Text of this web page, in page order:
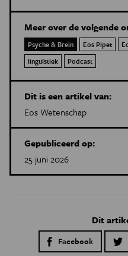
Meer over de volgende
Psyche & Brein Eos Pipet
linguïstiek
Podcast
Dit is een artikel van:
Eos Wetenschap
Gepubliceerd op:
25 juni 2026
Dit
Facebook